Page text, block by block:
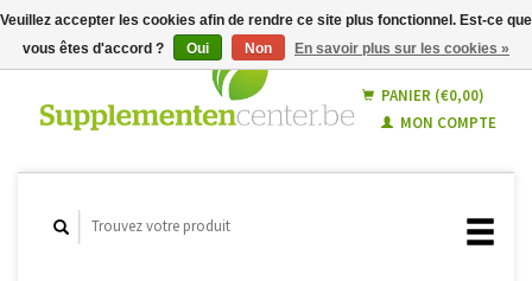
Français
PANIER (€0,00)
MON COMPTE
Veuillez accepter les cookies afin de rendre ce site plus fonctionnel. Est-ce que
vous êtes d'accord ?
Oui Non En savoir plus sur les cookies »